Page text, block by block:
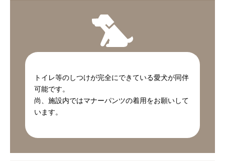
トイレ等のしつけが完全にできている愛犬が同伴
可能です。
尚、施設内ではマナーパンツの着用をお願いして
います。